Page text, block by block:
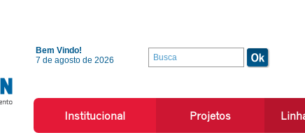
Bem Vindo!
7 de agosto de 2026
Institucional Projetos